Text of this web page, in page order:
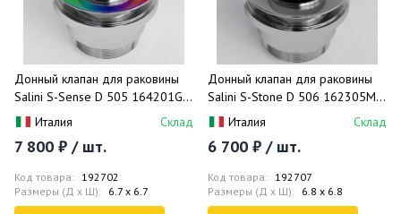
Донный клапан для раковины
Salini S-Sense D 505 164201GF
(покраска по RAL, глянцевый),
Италия Склад
7 800 ₽ / шт.
Код товара: 192702
Размеры (Д x Ш): 6.7 x 6.7
Донный клапан для раковины
Salini S-Stone D 506 162305M
(белый матовый), click-clack
Италия Склад
6 700 ₽ / шт.
Код товара: 192707
Размеры (Д x Ш): 6.8 x 6.8